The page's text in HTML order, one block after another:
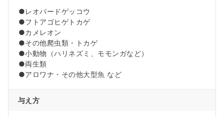
●レオパードゲッコウ
●フトアゴヒゲトカゲ
●カメレオン
●その他爬虫類・トカゲ
●小動物（ハリネズミ、モモンガなど）
●両生類
●アロワナ・その他大型魚 など
与え方